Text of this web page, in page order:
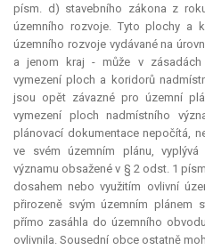
písm. d) stavebního zákona z
územního rozvoje. Tyto plochy a
územního rozvoje vydávané na
a jenom kraj - může v
vymezení ploch a koridorů
jsou opět závazné pro územní
vymezení ploch nadmístního
plánovací dokumentace nepočítá,
ve svém územním plánu,
významu obsažené v § 2 odst. 1
dosahem nebo využitím ovlivní
přirozeně svým územním plánem
přímo zasáhla do územního
ovlivnila. Sousední obce ostatně